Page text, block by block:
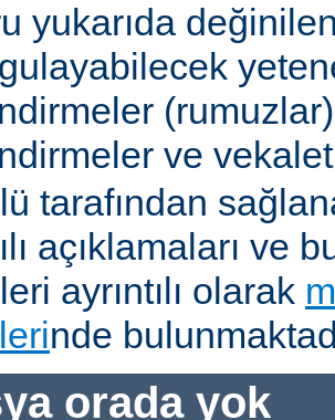
yukarıda
ve
tarafından
açıklamaları ve
ayrıntılı olarak
nde
orada yok